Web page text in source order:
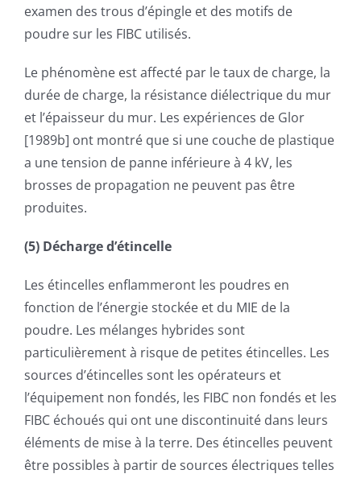
examen des trous d’épingle et des motifs de
poudre sur les FIBC utilisés.
Le phénomène est affecté par le taux de charge, la
durée de charge, la résistance diélectrique du mur
et l’épaisseur du mur. Les expériences de Glor
[1989b] ont montré que si une couche de plastique
a une tension de panne inférieure à 4 kV, les
brosses de propagation ne peuvent pas être
produites.
(5) Décharge d’étincelle
Les étincelles enflammeront les poudres en
fonction de l’énergie stockée et du MIE de la
poudre. Les mélanges hybrides sont
particulièrement à risque de petites étincelles. Les
sources d’étincelles sont les opérateurs et
l’équipement non fondés, les FIBC non fondés et les
FIBC échoués qui ont une discontinuité dans leurs
éléments de mise à la terre. Des étincelles peuvent
être possibles à partir de sources électriques telles